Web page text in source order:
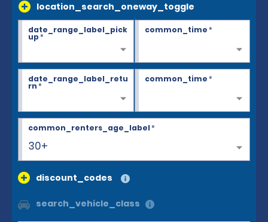
location_search_oneway_toggle
date_range_label_pick
up*
common_time*
date_range_label_retu
rn*
common_time*
30+
common_renters_age_label*
discount_codes
search_vehicle_class